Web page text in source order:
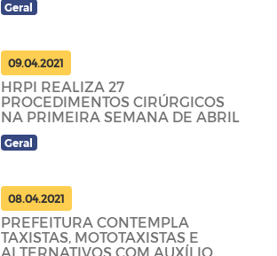
Geral
09.04.2021
HRPI REALIZA 27
PROCEDIMENTOS CIRÚRGICOS
NA PRIMEIRA SEMANA DE ABRIL
Geral
08.04.2021
PREFEITURA CONTEMPLA
TAXISTAS, MOTOTAXISTAS E
ALTERNATIVOS COM AUXÍLIO